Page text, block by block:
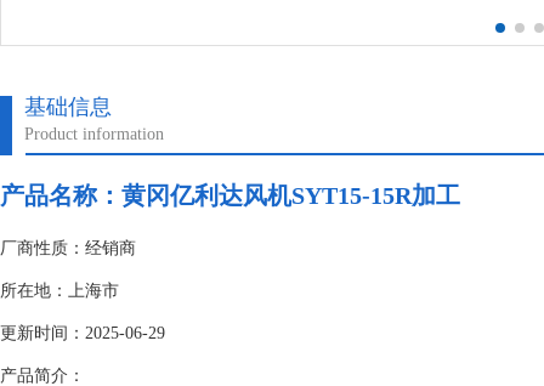
基础信息
Product information
产品名称：黄冈亿利达风机SYT15-15R加工
厂商性质：经销商
所在地：上海市
更新时间：2025-06-29
产品简介：